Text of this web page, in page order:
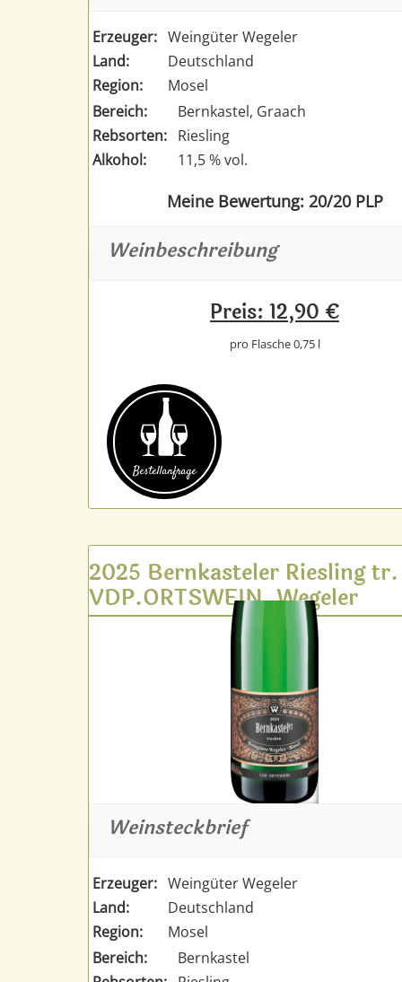
Erzeuger: Weingüter Wegeler
Land:
Deutschland
Region:
Mosel
Bereich:
Bernkastel, Graach
Rebsorten: Riesling
Alkohol:
11,5 % vol.
Meine Bewertung: 20/20 PLP
Weinbeschreibung
Preis: 12,90 €
pro Flasche 0,75 l
Bestell­anfrage
2025 Bernkasteler Riesling tr.
VDP.ORTSWEIN, Wegeler
Weinsteckbrief
Erzeuger: Weingüter Wegeler
Land:
Deutschland
Region:
Mosel
Bereich:
Bernkastel